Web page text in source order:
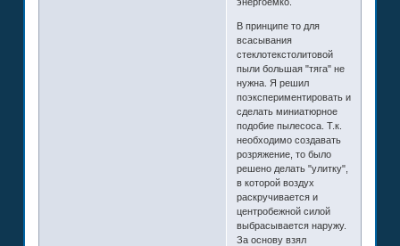
В принципе то для
всасывания
стеклотекстолитовой
пыли большая "тяга" не
нужна. Я решил
поэкспериментировать и
сделать миниатюрное
подобие пылесоса. Т.к.
необходимо создавать
розряжение, то было
решено делать "улитку",
в которой воздух
раскручивается и
центробежной силой
выбрасывается наружу.
За основу взял